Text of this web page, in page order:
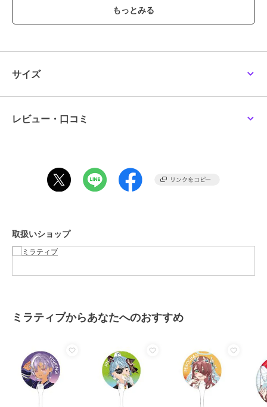
ショップ ミラティブ
商品カテゴリ
サイズ
レビュー・口コミ
取扱いショップ
ミラティブからあなたへのおすすめ